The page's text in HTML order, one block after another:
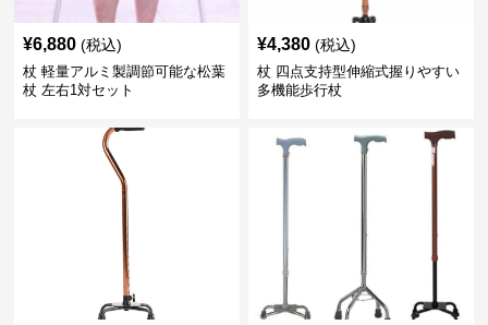
¥6,880 (税込)
杖 軽量アルミ製調節可能な松葉
杖 左右1対セット
¥4,380 (税込)
杖 四点支持型伸縮式握りやすい
多機能歩行杖